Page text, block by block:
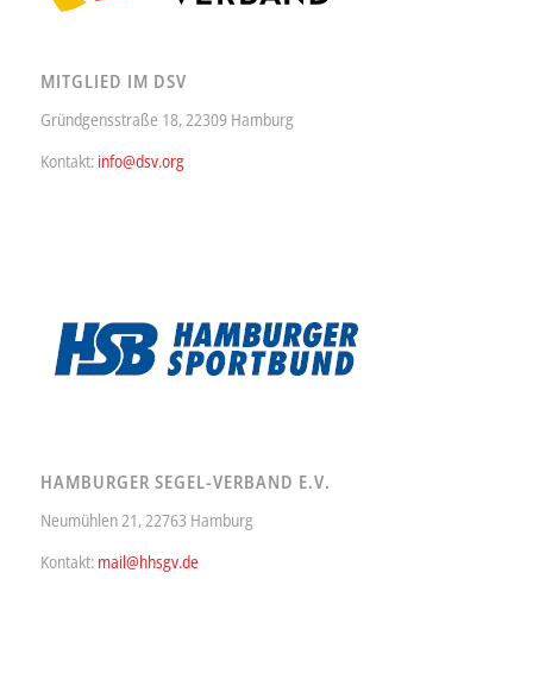
MITGLIED IM DSV
Gründgensstraße 18, 22309 Hamburg
Kontakt: info@dsv.org
HAMBURGER SEGEL-VERBAND E.V.
Neumühlen 21, 22763 Hamburg
Kontakt: mail@hhsgv.de